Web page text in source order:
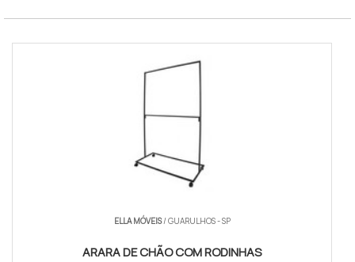
ELLA MÓVEIS/ GUARULHOS - SP
ARARA DE CHÃO COM RODINHAS